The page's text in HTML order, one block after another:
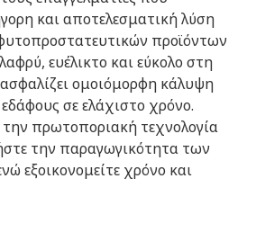
και αποτελεσματική λύση
προϊόντων
ευέλικτο και εύκολο στη
ομοιόμορφη κάλυψη
σε ελάχιστο χρόνο.
πρωτοποριακή τεχνολογία
την παραγωγικότητα των
εξοικονομείτε χρόνο και